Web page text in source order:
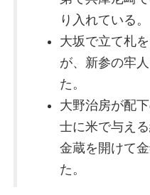
り入れている。
大坂で立て札
が、新参の牢
た。
大野治房が配
士に米で与え
金蔵を開けて
た。